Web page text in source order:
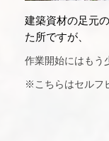
建築資材の足元
た所ですが、
作業開始にはもう
※こちらはセルフ